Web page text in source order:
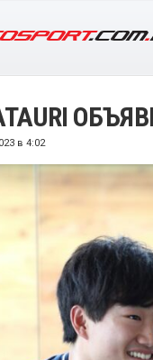
в 4:02